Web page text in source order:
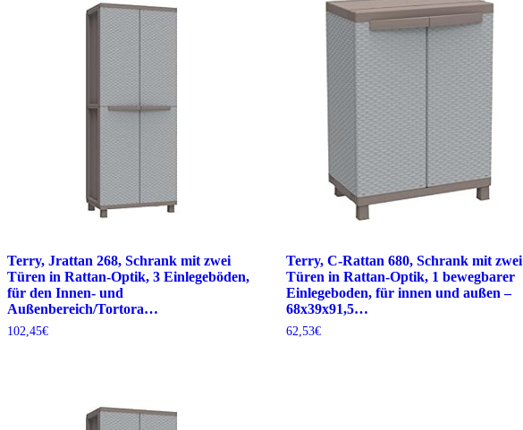
Terry, Jrattan 268, Schrank mit zwei
Türen in Rattan-Optik, 3 Einlegeböden,
für den Innen- und
Außenbereich/Tortora…
102,45€
Terry, C-Rattan 680, Schrank mit zwei
Türen in Rattan-Optik, 1 bewegbarer
Einlegeboden, für innen und außen –
68x39x91,5…
62,53€